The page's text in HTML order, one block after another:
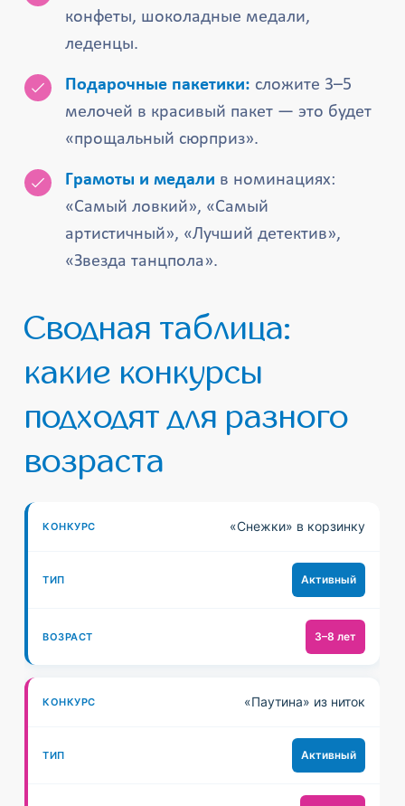
конфеты, шоколадные медали,
леденцы.
Подарочные пакетики: сложите 3–5
мелочей в красивый пакет — это будет
«прощальный сюрприз».
Грамоты и медали в номинациях:
«Самый ловкий», «Самый
артистичный», «Лучший детектив»,
«Звезда танцпола».
Сводная таблица:
какие конкурсы
подходят для разного
возраста
К
Н
У
П
«Снежки» в корзинку
Активный
3–8 лет
«Паутина» из ниток
Активный